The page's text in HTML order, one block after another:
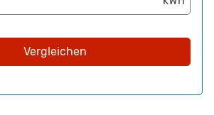
Vergleichen